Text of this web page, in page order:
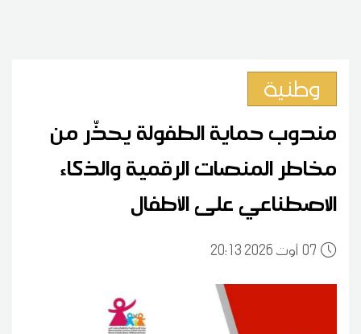
وطنية
مندوب حماية الطفولة يحذّر من
مخاطر المنصات الرقمية والذكاء
الاصطناعي على الأطفال
0720:13 2026 أوت